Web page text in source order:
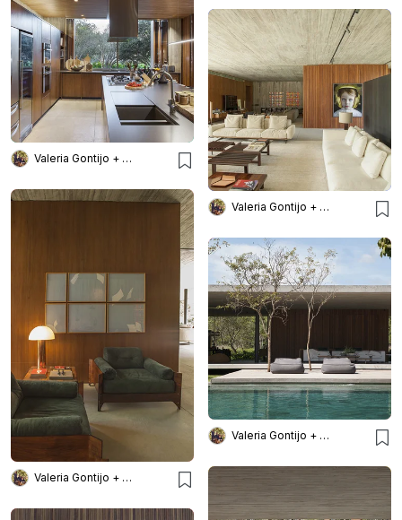
Valeria Gontijo + Arquitetos
Valeria Gontijo + Arquitetos
Valeria Gontijo + Arquitetos
Valeria Gontijo + Arquitetos